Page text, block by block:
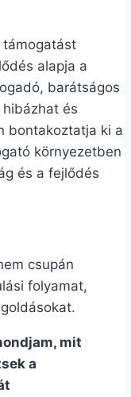
támogatást
alapja a
barátságos
és
bontakoztatja ki a
környezetben
és a fejlődés
csupán
folyamat,
mit
a